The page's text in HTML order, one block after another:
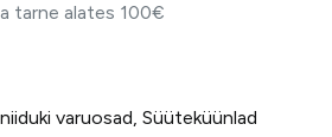
tarne alates 100€
varuosad, Süüteküünlad